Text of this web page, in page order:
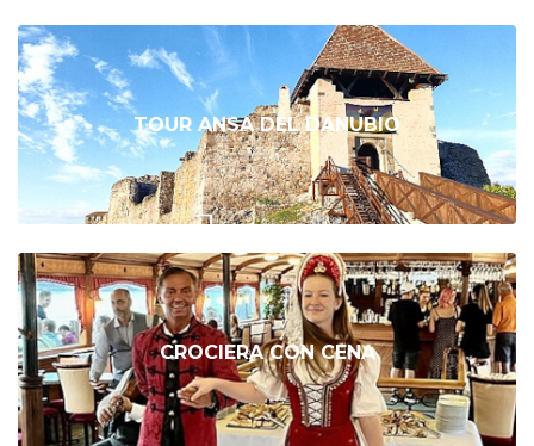
TOUR ANSA DEL DANUBIO
CROCIERA CON CENA